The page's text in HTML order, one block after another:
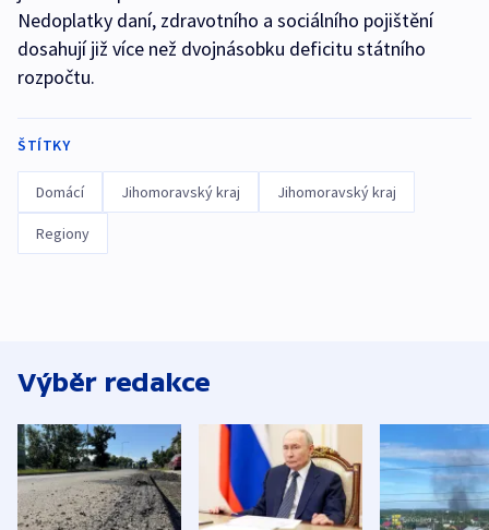
Nedoplatky daní, zdravotního a sociálního pojištění
dosahují již více než dvojnásobku deficitu státního
rozpočtu.
ŠTÍTKY
Domácí Jihomoravský kraj Jihomoravský kraj
Regiony
Výběr redakce